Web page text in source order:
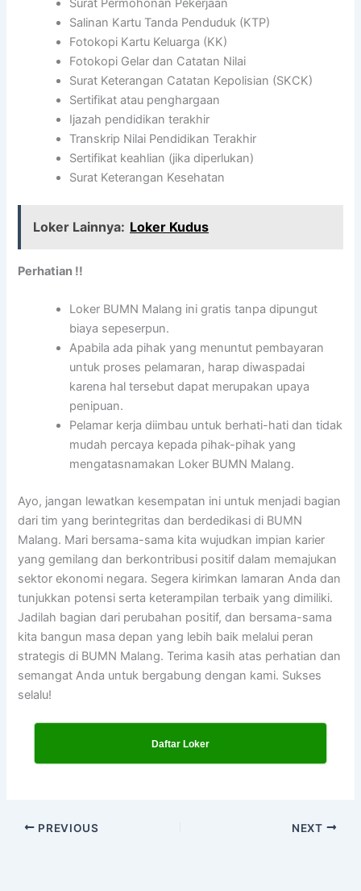
Surat Permohonan Pekerjaan
Salinan Kartu Tanda Penduduk (KTP)
Fotokopi Kartu Keluarga (KK)
Fotokopi Gelar dan Catatan Nilai
Surat Keterangan Catatan Kepolisian (SKCK)
Sertifikat atau penghargaan
Ijazah pendidikan terakhir
Transkrip Nilai Pendidikan Terakhir
Sertifikat keahlian (jika diperlukan)
Surat Keterangan Kesehatan
Loker Lainnya: Loker Kudus
Perhatian !!
Loker BUMN Malang ini gratis tanpa dipungut
biaya sepeserpun.
Apabila ada pihak yang menuntut pembayaran
untuk proses pelamaran, harap diwaspadai
karena hal tersebut dapat merupakan upaya
penipuan.
Pelamar kerja diimbau untuk berhati-hati dan tidak
mudah percaya kepada pihak-pihak yang
mengatasnamakan Loker BUMN Malang.
Ayo, jangan lewatkan kesempatan ini untuk menjadi bagian
dari tim yang berintegritas dan berdedikasi di BUMN
Malang. Mari bersama-sama kita wujudkan impian karier
yang gemilang dan berkontribusi positif dalam memajukan
sektor ekonomi negara. Segera kirimkan lamaran Anda dan
tunjukkan potensi serta keterampilan terbaik yang dimiliki.
Jadilah bagian dari perubahan positif, dan bersama-sama
kita bangun masa depan yang lebih baik melalui peran
strategis di BUMN Malang. Terima kasih atas perhatian dan
semangat Anda untuk bergabung dengan kami. Sukses
selalu!
Daftar Loker
PREVIOUS NEXT